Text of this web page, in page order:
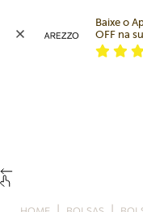
Bolsa
Baixe o
OFF na